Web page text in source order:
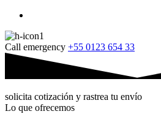
Call emergency +55 0123 654 33
solicita cotización y rastrea tu envío
Lo que ofrecemos